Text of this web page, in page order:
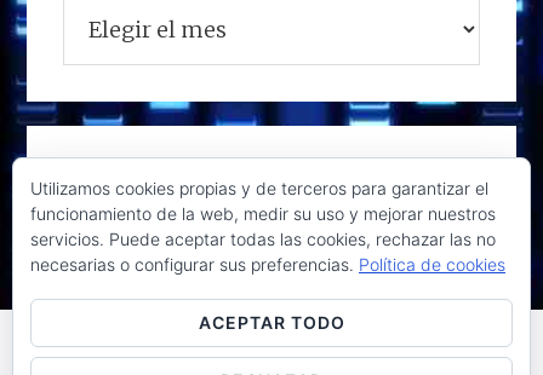
Utilizamos cookies propias y de terceros para garantizar el
funcionamiento de la web, medir su uso y mejorar nuestros
servicios. Puede aceptar todas las cookies, rechazar las no
necesarias o configurar sus preferencias. Política de cookies
ACEPTAR TODO